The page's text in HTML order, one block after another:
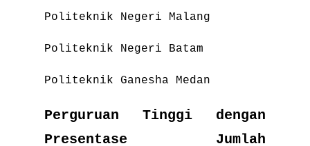
Politeknik Negeri Malang
Politeknik Negeri Batam
Politeknik Ganesha Medan
Perguruan Tinggi dengan
Presentase Jumlah